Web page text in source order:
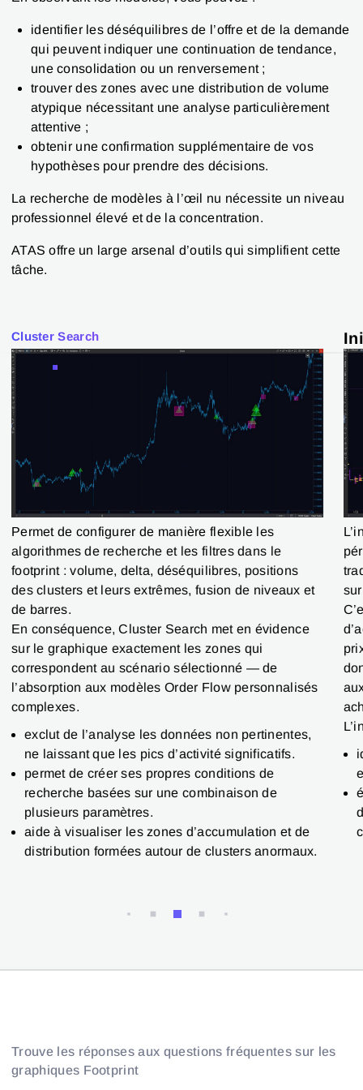
identifier les déséquilibres de l’offre et de la demande
qui peuvent indiquer une continuation de tendance,
une consolidation ou un renversement ;
trouver des zones avec une distribution de volume
atypique nécessitant une analyse particulièrement
attentive ;
obtenir une confirmation supplémentaire de vos
hypothèses pour prendre des décisions.
La recherche de modèles à l’œil nu nécessite un niveau
professionnel élevé et de la concentration.
ATAS offre un large arsenal d’outils qui simplifient cette
tâche.
Cluster Search
Permet de configurer de manière flexible les
algorithmes de recherche et les filtres dans le
footprint : volume, delta, déséquilibres, positions
des clusters et leurs extrêmes, fusion de niveaux et
de barres.
En conséquence, Cluster Search met en évidence
sur le graphique exactement les zones qui
correspondent au scénario sélectionné — de
l’absorption aux modèles Order Flow personnalisés
complexes.
exclut de l’analyse les données non pertinentes,
ne laissant que les pics d’activité significatifs.
permet de créer ses propres conditions de
recherche basées sur une combinaison de
plusieurs paramètres.
aide à visualiser les zones d’accumulation et de
distribution formées autour de clusters anormaux.
Trouve les réponses aux questions fréquentes sur les
graphiques Footprint